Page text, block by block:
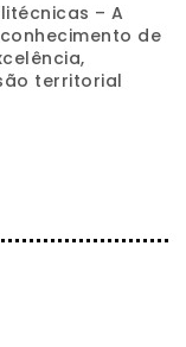
– A
de
territorial